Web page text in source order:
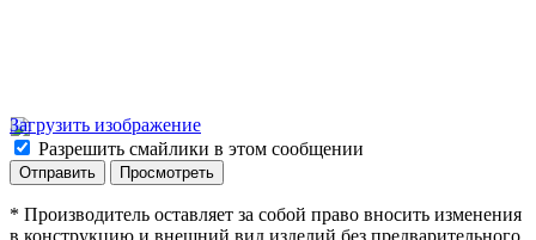
Загрузить изображение
Разрешить смайлики в этом сообщении
* Производитель оставляет за собой право вносить изменения
в конструкцию и внешний вид изделий без предварительного